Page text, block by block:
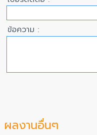
ข้อความ :
ผลงานอื่นๆ